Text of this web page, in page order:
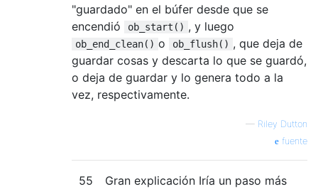
"guardado" en el búfer desde que se
encendió
ob_start() , y luego
ob_end_clean() o ob_flush() , que deja de
guardar cosas y descarta lo que se guardó,
o deja de guardar y lo genera todo a la
vez, respectivamente.
— Riley Dutton
fuente
55
Gran explicación Iría un paso más